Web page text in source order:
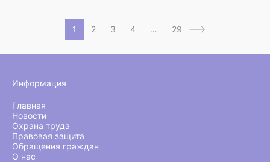
1 2 3 4 … 29
Информация
Главная
Новости
Охрана труда
Правовая защита
Обращения граждан
О нас